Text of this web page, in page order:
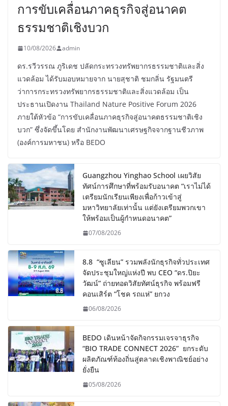
การขับเคลื่อนภาคธุรกิจสู่อนาคต
ธรรมชาติเชิงบวก
10/08/2026 admin
ดร.รวีวรรณ ภูริเดช ปลัดกระทรวงทรัพยากรธรรมชาติและสิ่ง
แวดล้อม ได้รับมอบหมายจาก นายสุชาติ ชมกลิ่น รัฐมนตรี
ว่าการกระทรวงทรัพยากรธรรมชาติและสิ่งแวดล้อม เป็น
ประธานเปิดงาน Thailand Nature Positive Forum 2026
ภายใต้หัวข้อ “การขับเคลื่อนภาคธุรกิจสู่อนาคตธรรมชาติเชิง
บวก” ซึ่งจัดขึ้นโดย สำนักงานพัฒนาเศรษฐกิจจากฐานชีวภาพ
(องค์การมหาชน) หรือ BEDO
Guangzhou Yinghao School เผยวิสัย
ทัศน์การศึกษาที่พร้อมรับอนาคต “เราไม่ได้
เตรียมนักเรียนเพียงเพื่อก้าวเข้าสู่
มหาวิทยาลัยเท่านั้น แต่ยังเตรียมพวกเขา
ให้พร้อมเป็นผู้กำหนดอนาคต”
07/08/2026
8.8 “ซูเลียน” รวมพลังนักธุรกิจทั่วประเทศ
จัดประชุมใหญ่แห่งปี พบ CEO “ดร.ปิยะ
วัฒน์” ถ่ายทอดวิสัยทัศน์ธุรกิจ พร้อมฟรี
คอนเสิร์ต “โชค รถแห่” ยกวง
06/08/2026
BEDO เดินหน้าจัดกิจกรรมเจรจาธุรกิจ
“BIO TRADE CONNECT 2026” ยกระดับ
ผลิตภัณฑ์ท้องถิ่นสู่ตลาดเชิงพาณิชย์อย่าง
ยั่งยืน
05/08/2026